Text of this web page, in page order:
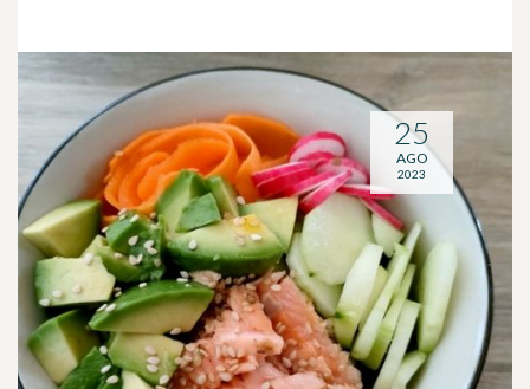
25
AGO
2023